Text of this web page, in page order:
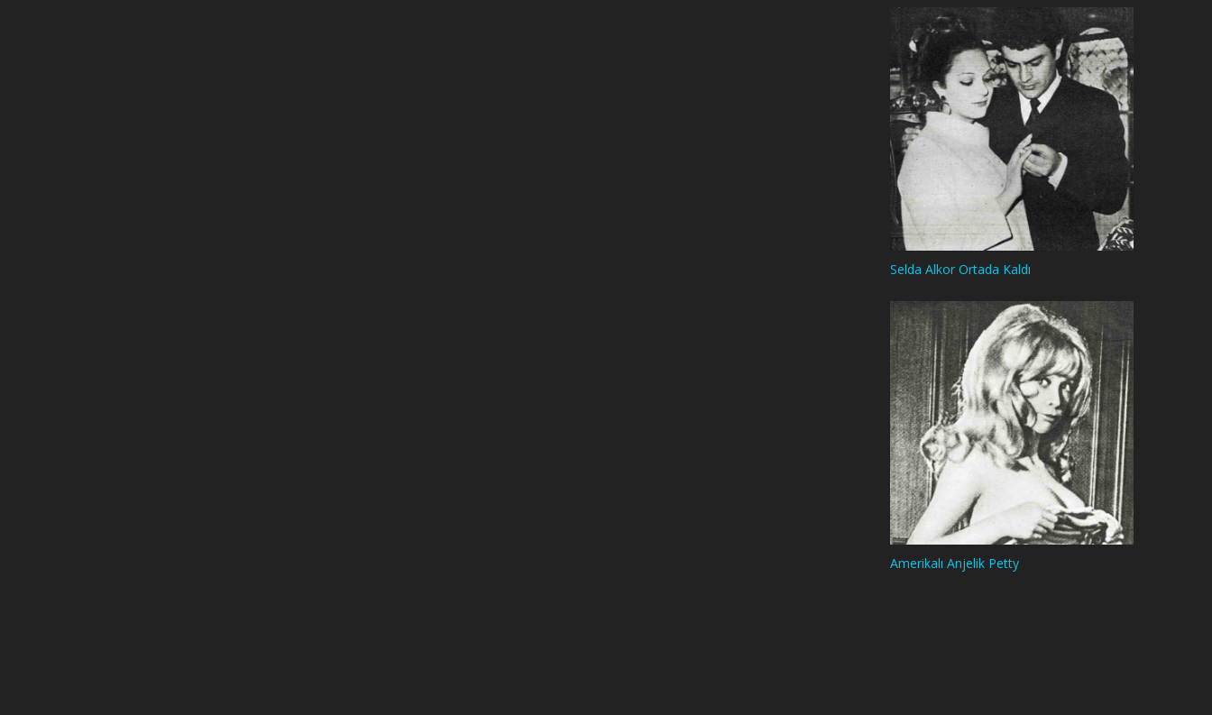
Selda Alkor Ortada Kaldı
Amerikalı Anjelik Petty